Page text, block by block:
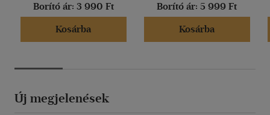
Borító ár: 3 990 Ft
Kosárba
Borító ár: 5 999 Ft
Kosárba
Új megjelenések